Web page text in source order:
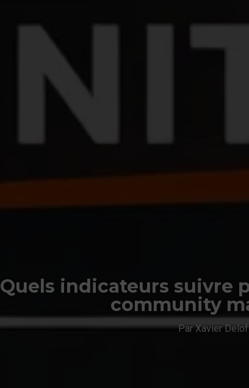
Quels indicateurs suivre
community
Par Xavier